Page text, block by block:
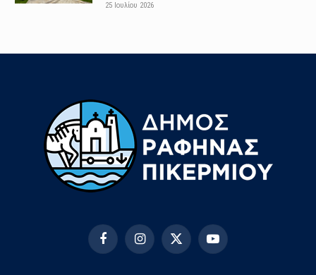
25 Ιουλίου 2026
FacebookInstagramX
YouTube